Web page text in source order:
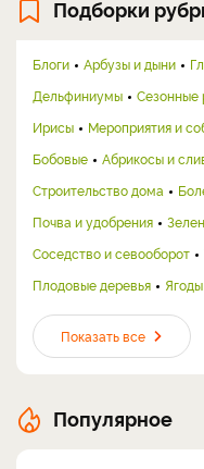
Подборки
Блоги Арбузы и дыни
Дельфиниумы
Сезонные
Ирисы
Мероприятия и
Бобовые
Абрикосы и
Строительство дома
Почва и удобрения
Соседство и севооборот
Плодовые деревья
Ягоды
Показать все
Популярное